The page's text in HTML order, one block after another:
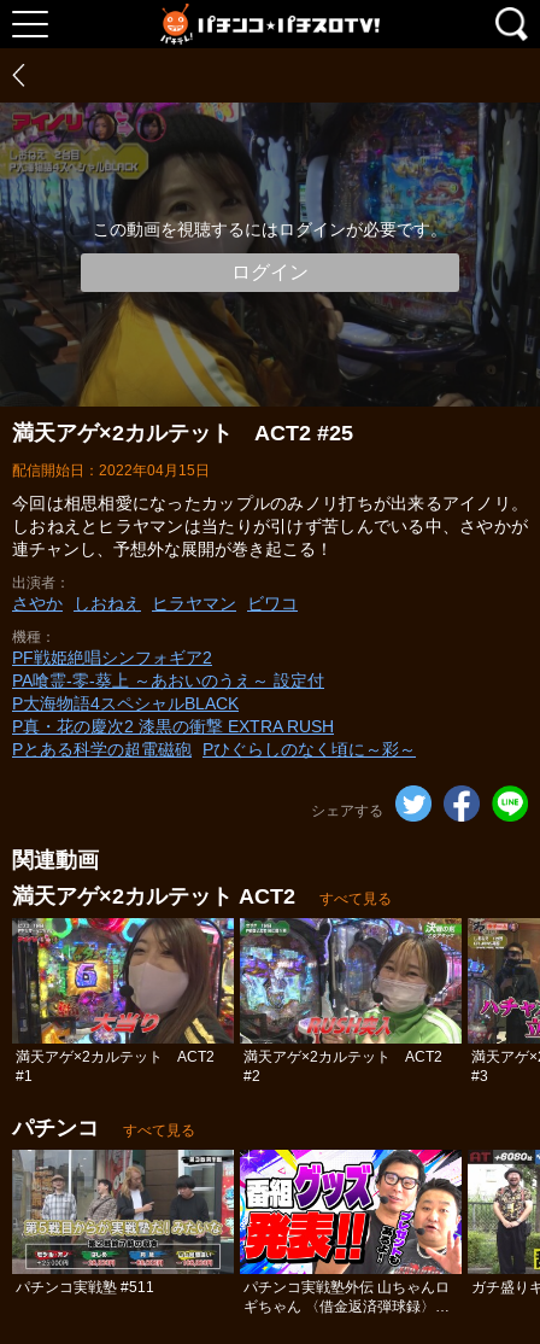
この動画を視聴するにはログインが必要です。
ログイン
満天アゲ×2カルテット ACT2 #25
配信開始日：2022年04月15日
今回は相思相愛になったカップルのみノリ打ちが出来るアイノリ。
しおねえとヒラヤマンは当たりが引けず苦しんでいる中、さやかが
連チャンし、予想外な展開が巻き起こる！
出演者
さやか しおねえ ヒラヤマン ビワコ
機種
PF戦姫絶唱シンフォギア2
PA喰霊‐零‐葵上 ～あおいのうえ～ 設定付
P大海物語4スペシャルBLACK
P真・花の慶次2 漆黒の衝撃 EXTRA RUSH
Pとある科学の超電磁砲
Pひぐらしのなく頃に～彩～
シェアする
関連動画
満天アゲ×2カルテット ACT2
すべて見る
満天アゲ×2カルテット ACT2
#1
満天アゲ×2カルテット ACT2
#2
満天アゲ
#3
パチンコ すべて見る
パチンコ実戦塾 #511
パチンコ実戦塾外伝 山ちゃんロ
ギちゃん 〈借金返済弾球録〉
ガチ盛り